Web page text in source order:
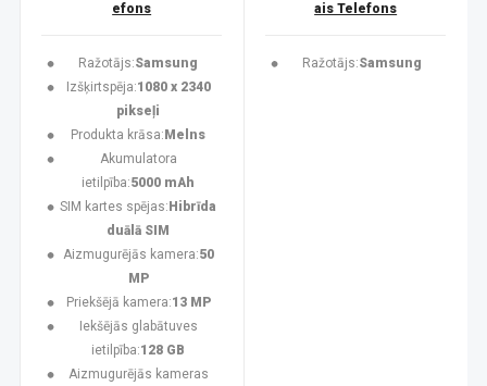
efons
Ražotājs:Samsung
Izšķirtspēja:1080 x 2340
pikseļi
Produkta krāsa: Melns
Akumulatora
ietilpība:5000 mAh
SIM kartes spējas: Hibrīda
duālā SIM
Aizmugurējās kamera:50
MP
Priekšējā kamera:13 MP
Iekšējās glabātuves
ietilpība:128 GB
Aizmugurējās kameras
ais Telefons
Ražotājs:Samsung